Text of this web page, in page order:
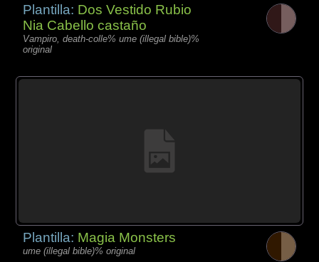
Plantilla: Dos Vestido Rubio
Nia Cabello castaño
Vampiro, death-colle% ume (illegal bible)%
original
Plantilla: Magia Monsters
ume (illegal bible)% original